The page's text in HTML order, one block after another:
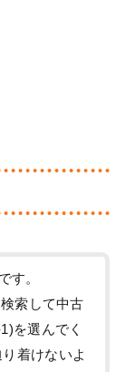
す。
索して中古
を選んでく
着けないよ